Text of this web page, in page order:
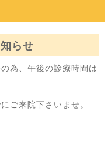
らせ
為、午後の診療時間は
ご来院下さいませ。